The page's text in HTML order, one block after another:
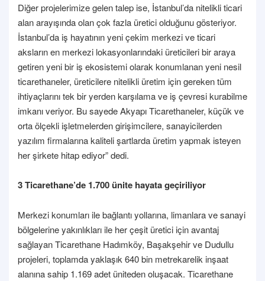
Diğer projelerimize gelen talep ise, İstanbul’da nitelikli ticari
alan arayışında olan çok fazla üretici olduğunu gösteriyor.
İstanbul’da iş hayatının yeni çekim merkezi ve ticari
aksların en merkezi lokasyonlarındaki üreticileri bir araya
getiren yeni bir iş ekosistemi olarak konumlanan yeni nesil
ticarethaneler, üreticilere nitelikli üretim için gereken tüm
ihtiyaçlarını tek bir yerden karşılama ve iş çevresi kurabilme
imkanı veriyor. Bu sayede Akyapı Ticarethaneler, küçük ve
orta ölçekli işletmelerden girişimcilere, sanayicilerden
yazılım firmalarına kaliteli şartlarda üretim yapmak isteyen
her şirkete hitap ediyor” dedi.
3 Ticarethane’de 1.700 ünite hayata geçiriliyor
Merkezi konumları ile bağlantı yollarına, limanlara ve sanayi
bölgelerine yakınlıkları ile her çeşit üretici için avantaj
sağlayan Ticarethane Hadımköy, Başakşehir ve Dudullu
projeleri, toplamda yaklaşık 640 bin metrekarelik inşaat
alanına sahip 1.169 adet üniteden oluşacak. Ticarethane